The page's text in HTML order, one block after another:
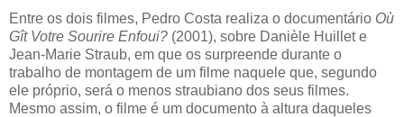
Entre os dois filmes, Pedro Costa realiza o documentário Où
Gît Votre Sourire Enfoui? (2001), sobre Danièle Huillet e
Jean-Marie Straub, em que os surpreende durante o
trabalho de montagem de um filme naquele que, segundo
ele próprio, será o menos straubiano dos seus filmes.
Mesmo assim, o filme é um documento à altura daqueles